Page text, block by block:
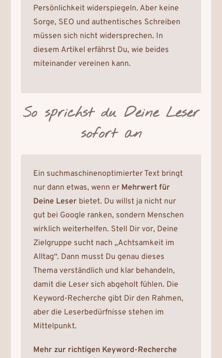
Persönlichkeit widerspiegeln. Aber keine
Sorge, SEO und authentisches Schreiben
müssen sich nicht widersprechen. In
diesem Artikel erfährst Du, wie beides
miteinander vereinen kann.
So sprichst du Deine Leser
sofort an
Ein suchmaschinenoptimierter Text bringt
nur dann etwas, wenn er Mehrwert für
Deine Leser bietet. Du willst ja nicht nur
gut bei Google ranken, sondern Menschen
wirklich weiterhelfen. Stell Dir vor, Deine
Zielgruppe sucht nach „Achtsamkeit im
Alltag“. Dann musst Du genau dieses
Thema verständlich und klar behandeln,
damit die Leser sich abgeholt fühlen. Die
Keyword-Recherche gibt Dir den Rahmen,
aber die Leserbedürfnisse stehen im
Mittelpunkt.
Mehr zur richtigen Keyword-Recherche